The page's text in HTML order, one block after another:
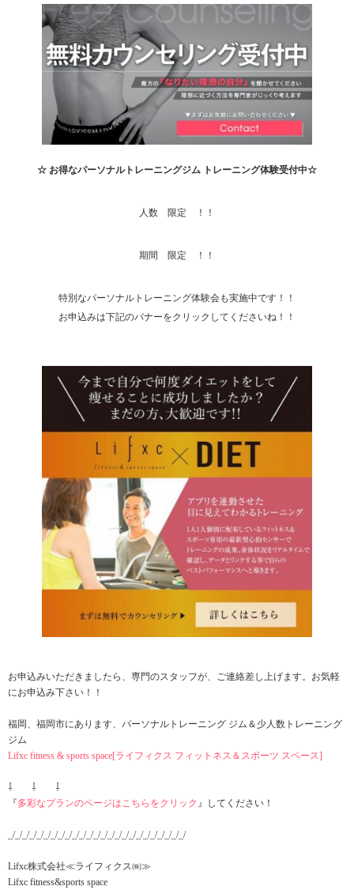
☆ お得なパーソナルトレーニングジム トレーニング体験受付中☆
人数 限定 ！！
期間 限定 ！！
特別なパーソナルトレーニング体験会も実施中です！！
お申込みは下記のバナーをクリックしてくださいね！！
お申込みいただきましたら、専門のスタッフが、ご連絡差し上げます。お気軽
にお申込み下さい！！
福岡、福岡市にあります、パーソナルトレーニング ジム＆少人数トレーニング
ジム
Lifxc fitness & sports space[ライフィクス フィットネス＆スポーツ スペース]
⇩ ⇩ ⇩
『多彩なプランのページはこちらをクリック 』してください！
_/_/_/_/_/_/_/_/_/_/_/_/_/_/_/_/_/_/_/_/_/_/_/_/_/
Lifxc株式会社≪ライフィクス㈱≫
Lifxc fitness&sports space